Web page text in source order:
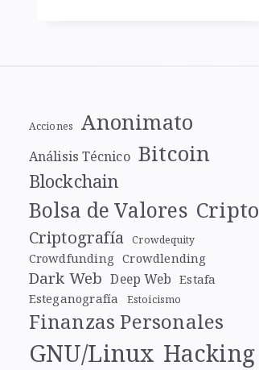
Acciones Anonimato
Análisis Técnico Bitcoin
Blockchain
Bolsa de Valores Cripto
Criptografía Crowdequity
Crowdfunding Crowdlending
Dark Web Deep Web Estafa
Esteganografía
Estoicismo
Finanzas Personales
GNU/Linux Hacking